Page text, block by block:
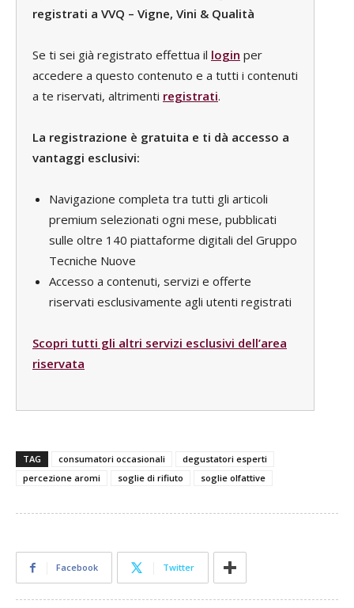
registrati a VVQ – Vigne, Vini & Qualità
Se ti sei già registrato effettua il login per
accedere a questo contenuto e a tutti i contenuti
a te riservati, altrimenti registrati.
La registrazione è gratuita e ti dà accesso a
vantaggi esclusivi:
Navigazione completa tra tutti gli articoli
premium selezionati ogni mese, pubblicati
sulle oltre 140 piattaforme digitali del Gruppo
Tecniche Nuove
Accesso a contenuti, servizi e offerte
riservati esclusivamente agli utenti registrati
Scopri tutti gli altri servizi esclusivi dell’area
riservata
TAG consumatori occasionali
degustatori esperti
percezione aromi
soglie di rifiuto soglie olfattive
Facebook Twitter